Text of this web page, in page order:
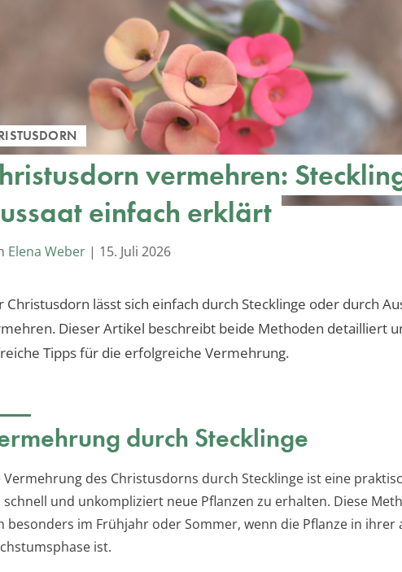
vermehren:
einfach erklärt
Elena Weber | 15. Juli 2026
Christusdorn lässt sich einfach durch Stecklinge oder durch
Dieser Artikel beschreibt beide Methoden detailliert
Tipps für die erfolgreiche Vermehrung.
durch Stecklinge
Vermehrung des Christusdorns durch Stecklinge ist eine
schnell und unkompliziert neue Pflanzen zu erhalten. Diese
besonders im Frühjahr oder Sommer, wenn die Pflanze in ihrer
ist.